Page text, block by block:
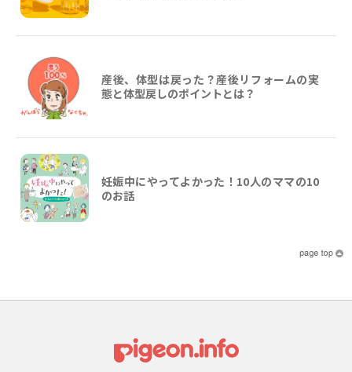
産後、体型は戻った？産後リフォームの実
態と体型戻しのポイントとは？
妊娠中にやってよかった！10人のママの10
のお話